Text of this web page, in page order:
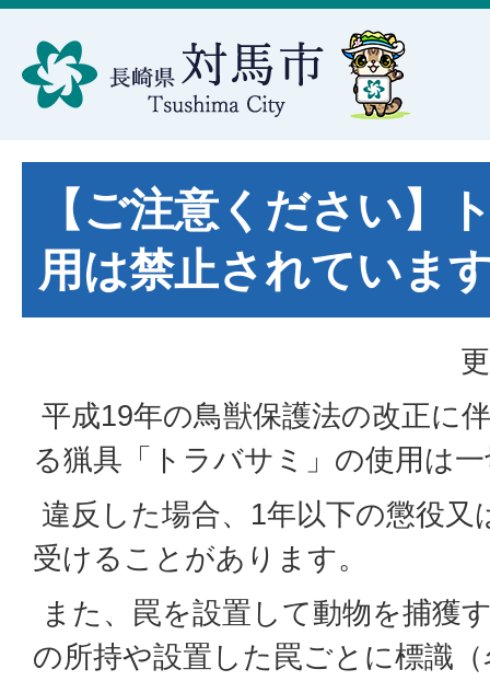
【ご注意ください】
用は禁止されていま
平成19年の鳥獣保護法の改正に
る猟具「トラバサミ」の使用は
違反した場合、1年以下の懲役又
受けることがあります。
また、罠を設置して動物を捕獲
の所持や設置した罠ごとに標識